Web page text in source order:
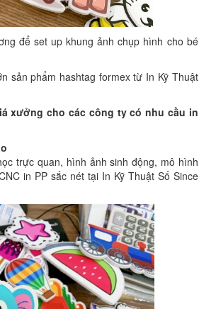
để set up khung ảnh chụp hình cho bé
sản phẩm hashtag formex từ In Kỹ Thuật
xưởng cho các công ty có nhu cầu in
trực quan, hình ảnh sinh động, mô hình
in PP sắc nét tại In Kỹ Thuật Số Since